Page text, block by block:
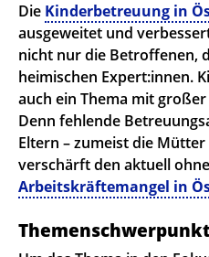
Die Kinderbetreuung in
ausgeweitet und
nicht nur die Betroffenen,
heimischen Expert:innen.
auch ein Thema mit
Denn fehlende
Eltern – zumeist die Mütter
verschärft den aktuell
Arbeitskräftemangel in